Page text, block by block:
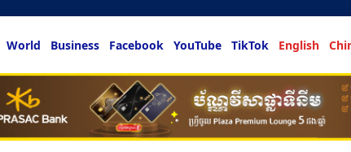
World Business Facebook YouTube TikTok English